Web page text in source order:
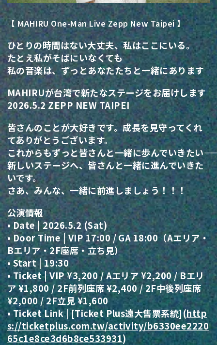
【 MAHIRU One-Man Live Zepp New Taipei 】
ひとりの時間はない大丈夫、私はここにいる。
たとえ私がそばにいなくても
私の音楽は、ずっとあなたたちと一緒にあります
MAHIRUが台湾で新たなステージをお届けします
2026.5.2 ZEPP NEW TAIPEI
皆さんのことが大好きです。成長を見守ってくれ
てありがとうございます。
これからもずっと皆さんと一緒に歩んでいきたい――
新しいステージへ、皆さんと一緒に進んでいきた
いです。
さあ、みんな、一緒に前進しましょう！！！
公演情報
• Date | 2026.5.2 (Sat)
• Door Time | VIP 17:00 / GA 18:00（Aエリア・
Bエリア・2F座席・立ち見）
• Start | 19:30
• Ticket | VIP ¥3,200 / Aエリア ¥2,200 / Bエリ
ア ¥1,800 / 2F前列座席 ¥2,400 / 2F中後列座席
¥2,000 / 2F立見 ¥1,600
• Ticket Link | [Ticket Plus遠大售票系統](http
s://ticketplus.com.tw/activity/b6330ee2220
65c1e8ce3d6b8ce533931)